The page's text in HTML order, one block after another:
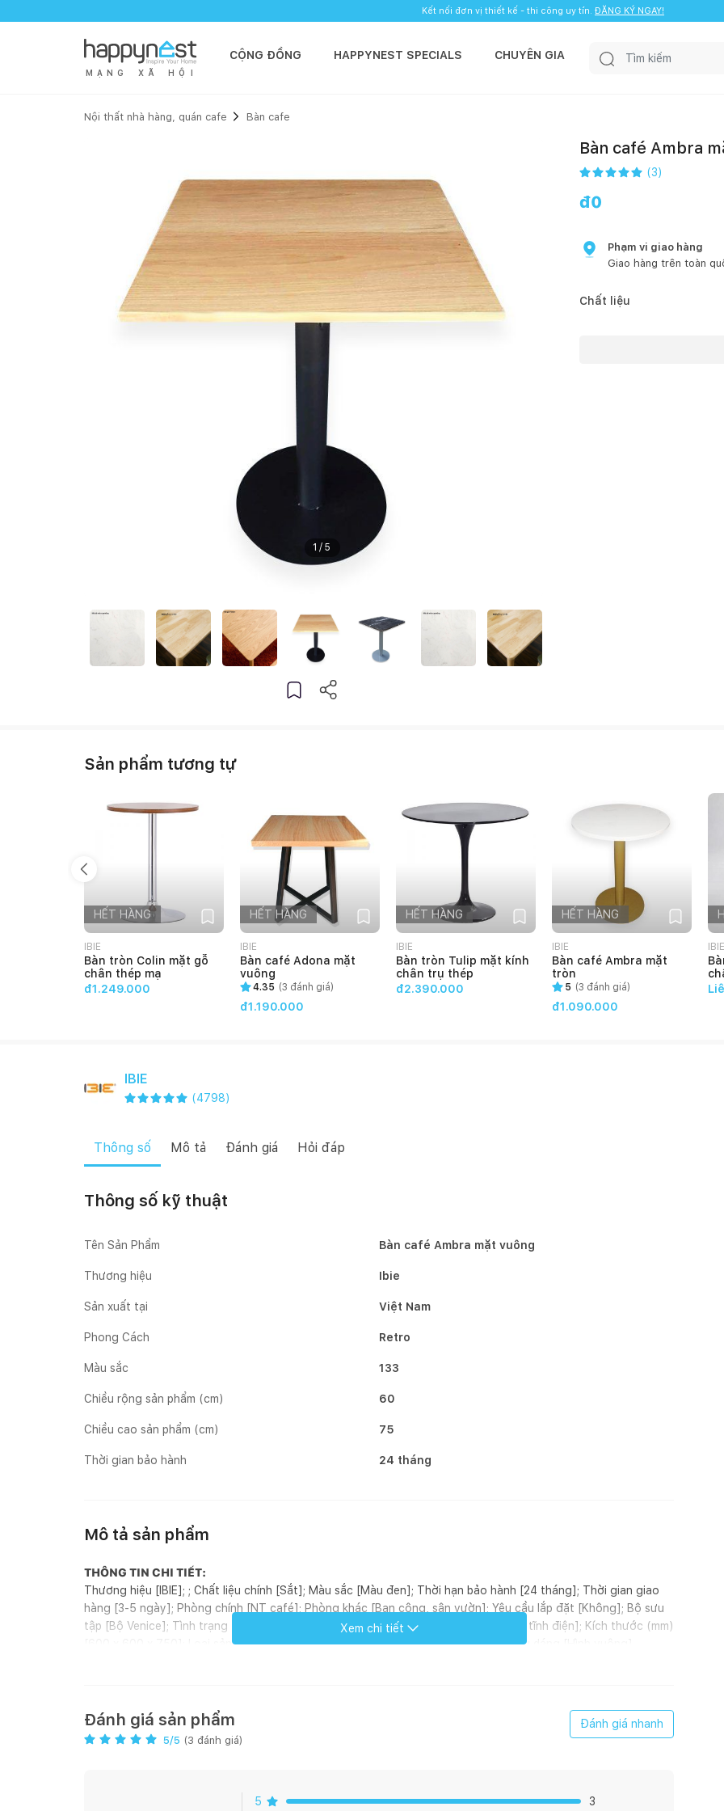
Kết nối đơn vị thiết kế - thi công uy tín. ĐĂNG KÝ NGAY!
M Ạ N G X Ã H Ộ I
CỘNG ĐỒNG HAPPYNEST SPECIALS CHUYÊN GIA
Nội thất nhà hàng, quán cafe Bàn cafe
1 / 5
Bàn café Ambra
(3)
đ0
Phạm vi giao hàng
Giao hàng trên toàn
Chất liệu
Sản phẩm tương tự
HẾT HÀNG
IBIE
Bàn tròn Colin mặt gỗ
chân thép mạ
đ1.249.000
HẾT HÀNG
IBIE
Bàn café Adona mặt
vuông
4.35 (3 đánh giá)
đ1.190.000
HẾT HÀNG
IBIE
Bàn tròn Tulip mặt kính
chân trụ thép
đ2.390.000
HẾT HÀNG
IBIE
Bàn café Ambra mặt
tròn
5 (3 đánh giá)
đ1.090.000
IBIE
IBIE
(4798)
Thông số Mô tả Đánh giá Hỏi đáp
Thông số kỹ thuật
Tên Sản Phẩm Bàn café Ambra mặt vuông
Thương hiệu Ibie
Sản xuất tại Việt Nam
Phong Cách Retro
Màu sắc 133
Chiều rộng sản phẩm (cm) 60
Chiều cao sản phẩm (cm) 75
Thời gian bảo hành 24 tháng
Mô tả sản phẩm
THÔNG TIN CHI TIẾT:
Thương hiệu [IBIE]; ; Chất liệu chính [Sắt]; Màu sắc [Màu đen]; Thời hạn bảo hành [24 tháng]; Thời gian giao
hàng [3-5 ngày]; Phòng chính [NT café]; Phòng khác [Ban công, sân vườn]; Yêu cầu lắp đặt [Không]; Bộ sưu
tập [Bộ Venice]; Tình trạng tồn kho [Có sẵn]; Phong cách [Retro]; Hoàn thiện [Sơn tĩnh điện]; Kích thước (mm)
[600 x 600 x 750]; Loại sản phẩm [Bàn]; Xuất xứ [Việt Nam]; ; Đơn vị tính [Cái]; Kiểu dáng [Hình vuông]
như bàn, ghế, kệ … được thiết kế đồng bộ, với nhiều tùy chọn về màu sắc, mặt bàn… giúp người dùng dễ dàng
lựa chọn và phối hợp theo nhu cầu. Bàn café Ambra được thiết kế theo phong cách Retro của thập niên 50,
Xem chi tiết
Đánh giá sản phẩm
5/5 (3 đánh giá)
Đánh giá nhanh
5
3